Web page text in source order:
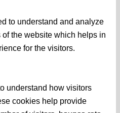
to understand and analyze
the website which helps in
for the visitors.
understand how visitors
cookies help provide